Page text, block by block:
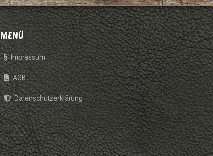
MENÜ
Impressum
AGB
Datenschutzerklärung